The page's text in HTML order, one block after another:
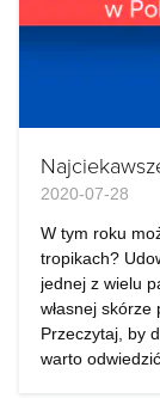
2020-07-28
W tym roku
tropikach?
jednej z wielu
własnej skórze
Przeczytaj, by
warto